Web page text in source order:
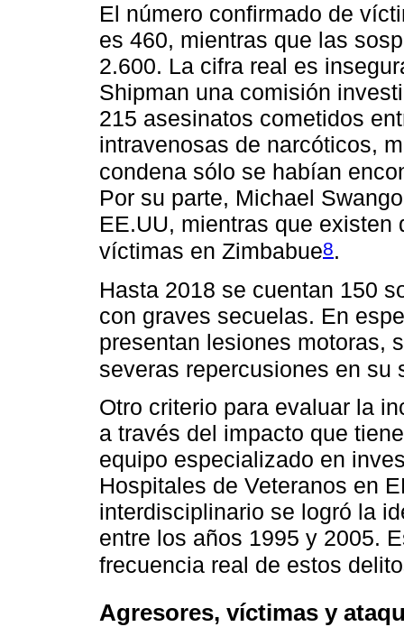
El número confirmado de
es 460, mientras que las
2.600. La cifra real es
Shipman una comisión
215 asesinatos cometidos
intravenosas de narcóticos,
condena sólo se habían
Por su parte, Michael
EE.UU, mientras que
víctimas en Zimbabue8.
Hasta 2018 se cuentan 150
con graves secuelas. En
presentan lesiones motoras,
severas repercusiones en su
Otro criterio para evaluar la
a través del impacto que
equipo especializado en
Hospitales de Veteranos en
interdisciplinario se logró la
entre los años 1995 y 2005.
frecuencia real de estos
Agresores, víctimas y